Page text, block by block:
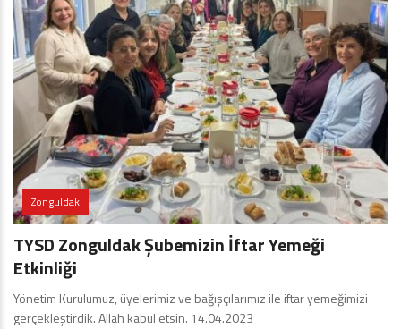
Zonguldak
TYSD Zonguldak Şubemizin İftar Yemeği
Etkinliği
Yönetim Kurulumuz, üyelerimiz ve bağışçılarımız ile iftar yemeğimizi
gerçekleştirdik. Allah kabul etsin. 14.04.2023